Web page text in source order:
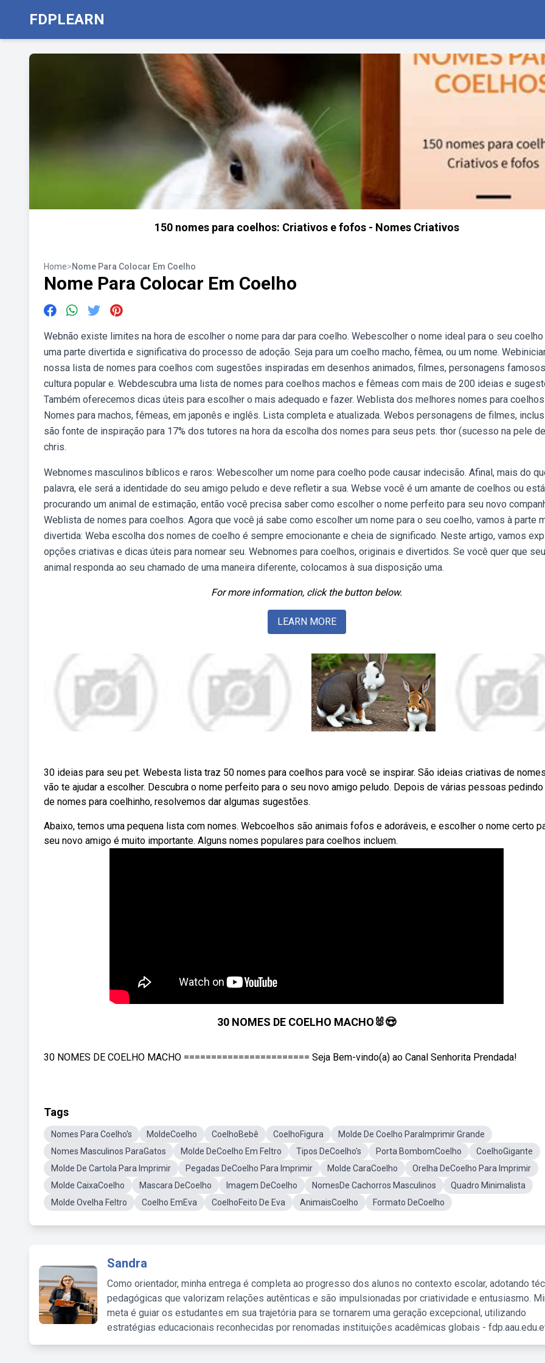
FDPLEARN
150 nomes para coelhos: Criativos e fofos - Nomes Criativos
Home>Nome Para Colocar Em Coelho
Nome Para Colocar Em Coelho
Webnão existe limites na hora de escolher o nome para dar para coelho. Webescolher o nome ideal para o seu
uma parte divertida e significativa do processo de adoção. Seja para um coelho macho, fêmea, ou um nome.
nossa lista de nomes para coelhos com sugestões inspiradas em desenhos animados, filmes, personagens
cultura popular e. Webdescubra uma lista de nomes para coelhos machos e fêmeas com mais de 200 ideias e
Também oferecemos dicas úteis para escolher o mais adequado e fazer. Weblista dos melhores nomes para
Nomes para machos, fêmeas, em japonês e inglês. Lista completa e atualizada. Webos personagens de filmes,
são fonte de inspiração para 17% dos tutores na hora da escolha dos nomes para seus pets. thor (sucesso na pele de
chris.
Webnomes masculinos bíblicos e raros: Webescolher um nome para coelho pode causar indecisão. Afinal, mais do
palavra, ele será a identidade do seu amigo peludo e deve refletir a sua. Webse você é um amante de coelhos ou está
procurando um animal de estimação, então você precisa saber como escolher o nome perfeito para seu novo
Weblista de nomes para coelhos. Agora que você já sabe como escolher um nome para o seu coelho, vamos à parte
divertida: Weba escolha dos nomes de coelho é sempre emocionante e cheia de significado. Neste artigo, vamos
opções criativas e dicas úteis para nomear seu. Webnomes para coelhos, originais e divertidos. Se você quer que seu
animal responda ao seu chamado de uma maneira diferente, colocamos à sua disposição uma.
For more information, click the button below.
LEARN MORE
30 ideias para seu pet. Webesta lista traz 50 nomes para coelhos para você se inspirar. São ideias criativas de
vão te ajudar a escolher. Descubra o nome perfeito para o seu novo amigo peludo. Depois de várias pessoas
de nomes para coelhinho, resolvemos dar algumas sugestões.
Abaixo, temos uma pequena lista com nomes. Webcoelhos são animais fofos e adoráveis, e escolher o nome certo
seu novo amigo é muito importante. Alguns nomes populares para coelhos incluem.
30 NOMES DE COELHO MACHO🐰😍
30 NOMES DE COELHO MACHO ======================= Seja Bem-vindo(a) ao Canal Senhorita Prendada!
Tags
Nomes Para Coelho's MoldeCoelho CoelhoBebê CoelhoFigura
Molde De Coelho ParaImprimir Grande
Nomes Masculinos ParaGatos
Molde DeCoelho Em Feltro Tipos DeCoelho's Porta BombomCoelho
CoelhoGigante
Molde De Cartola Para Imprimir
Pegadas DeCoelho Para Imprimir Molde CaraCoelho
Orelha DeCoelho Para Imprimir
Molde CaixaCoelho
Mascara DeCoelho Imagem DeCoelho NomesDe Cachorros Masculinos
Quadro Minimalista
Molde Ovelha Feltro
Coelho EmEva CoelhoFeito De Eva AnimaisCoelho Formato DeCoelho
Sandra
Como orientador, minha entrega é completa ao progresso dos alunos no contexto escolar, adotando
pedagógicas que valorizam relações autênticas e são impulsionadas por criatividade e entusiasmo.
meta é guiar os estudantes em sua trajetória para se tornarem uma geração excepcional, utilizando
estratégias educacionais reconhecidas por renomadas instituições acadêmicas globais -